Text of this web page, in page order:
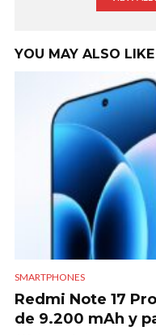
YOU MAY ALSO LIKE
SMARTPHONES
Redmi Note 17
de 9.200 mAh y